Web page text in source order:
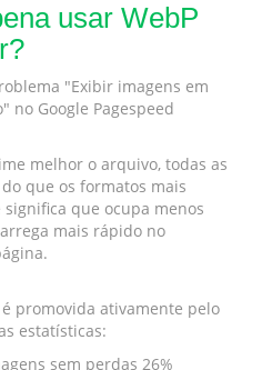
usar WebP
"Exibir imagens em
no Google Pagespeed
melhor o arquivo, todas as
que os formatos mais
que ocupa menos
mais rápido no
promovida ativamente pelo
estatísticas:
sem perdas 26%